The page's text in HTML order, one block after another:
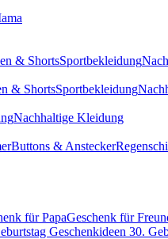
& ShortsSportbekleidung
& ShortsSportbekleidung
Nachhaltige Kleidung
Buttons & Anstecker
für PapaGeschenk für
Geschenkideen 30.